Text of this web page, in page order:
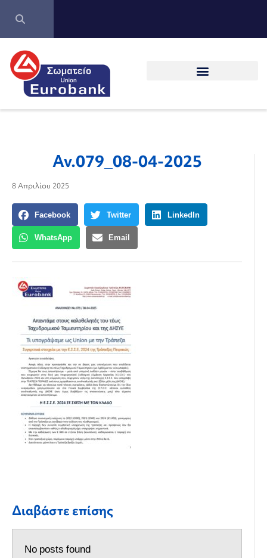
Αν.079_08-04-2025
8 Απριλίου 2025
Facebook Twitter LinkedIn
WhatsApp Email
Διαβάστε επίσης
No posts found